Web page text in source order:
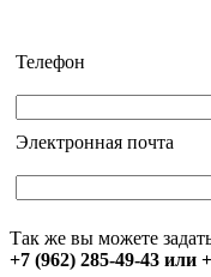
Телефон
Электронная почта
Так же вы можете
+7 (962) 285-49-43 или